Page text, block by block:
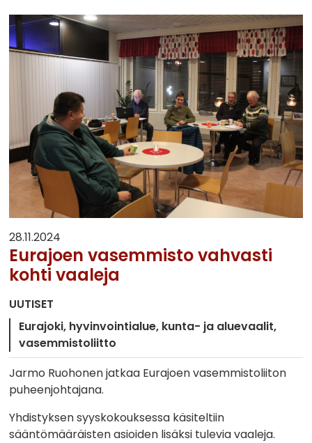
28.11.2024
Eurajoen vasemmisto vahvasti
kohti vaaleja
UUTISET
Eurajoki hyvinvointialue kunta- ja aluevaalit
vasemmistoliitto
Jarmo Ruohonen jatkaa Eurajoen vasemmistoliiton
puheenjohtajana.
Yhdistyksen syyskokouksessa käsiteltiin
sääntömääräisten asioiden lisäksi tulevia vaaleja.